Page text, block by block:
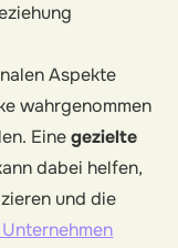
Aspekte
wahrgenommen
Einegezielte
dabei helfen,
und die